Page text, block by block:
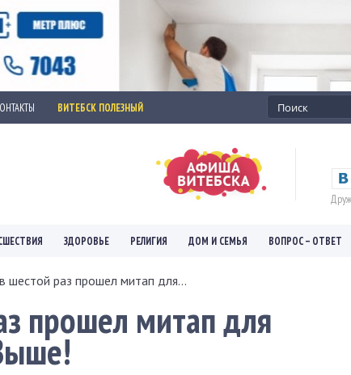
ВИТЕБСК ПОЛЕЗНЫЙ
ЗДОРОВЬЕ РЕЛИГИЯ ДОМ И СЕМЬЯ ВОПРОС – ОТВЕТ
шестой раз прошел митап для...
прошел митап для